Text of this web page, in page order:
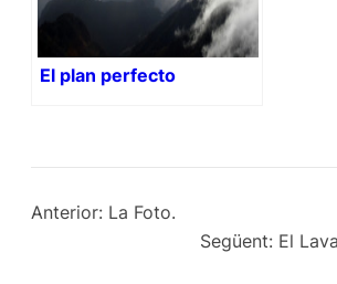
El plan perfecto
Anterior: La Foto.
Següent: El